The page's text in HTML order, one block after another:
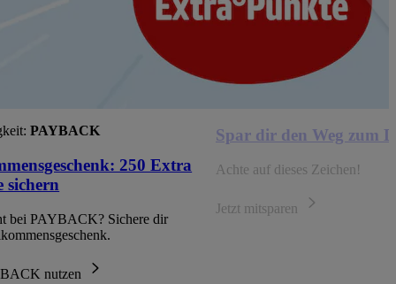
PAYBACK
250 Extra
sichern
bei PAYBACK? Sichere dir
nutzen
Spar dir den Weg zum
Achte auf dieses Zeichen!
Jetzt mitsparen